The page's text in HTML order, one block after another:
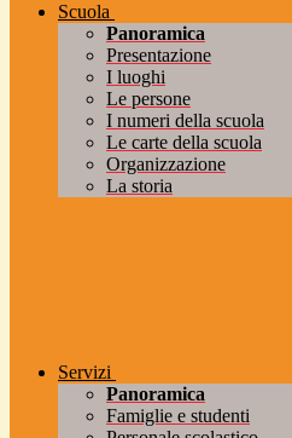
Scuola
Panoramica
Presentazione
I luoghi
Le persone
I numeri della scuola
Le carte della scuola
Organizzazione
La storia
Servizi
Panoramica
Famiglie e studenti